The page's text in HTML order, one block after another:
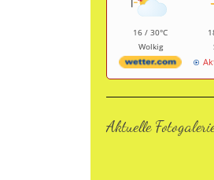
16 / 30°C
Wolkig
Aktuelle